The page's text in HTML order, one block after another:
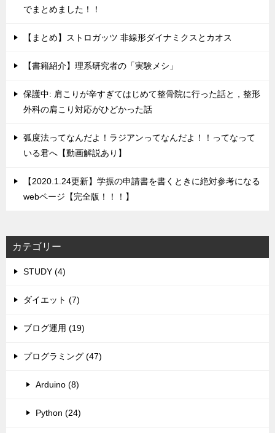
でまとめました！！
【まとめ】ストロガッツ 非線形ダイナミクスとカオス
【書籍紹介】理系研究者の「実験メシ」
保護中: 肩こりが辛すぎてはじめて整骨院に行った話と，整形
外科の肩こり対応がひどかった話
弧度法ってなんだよ！ラジアンってなんだよ！！ってなって
いる君へ【動画解説あり】
【2020.1.24更新】学振の申請書を書くときに絶対参考になる
webページ【完全版！！！】
カテゴリー
STUDY (4)
ダイエット (7)
ブログ運用 (19)
プログラミング (47)
Arduino (8)
Python (24)